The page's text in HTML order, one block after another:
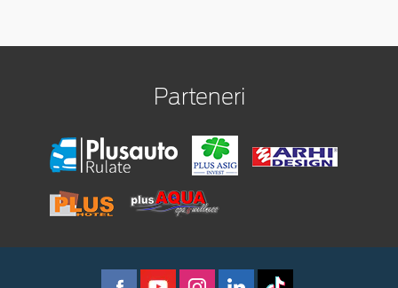
Parteneri